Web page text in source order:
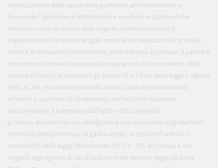
ottimizzazione della spesa delle pubbliche amministrazioni e
favorendo l'adozione di infrastrutture condivise e standard che
riducano i costi sostenuti dalle singole amministrazioni e il
miglioramento dei servizi erogati, nonché in coerenza con i principi, i
criteri e le indicazioni contenuti nei piani triennali approvati. Il parere è
reso entro il termine di quarantacinque giorni dal ricevimento della
relativa richiesta. Si applicano gli articoli 16 e 17-bis della legge 7 agosto
1990, n. 241, e successive modificazioni. Copia dei pareri tecnici
attinenti a questioni di competenza dell'Autorità nazionale
anticorruzione è trasmessa dall'AgID a detta Autorità;
g) rilascio di pareri tecnici, obbligatori e non vincolanti, sugli elementi
essenziali delle procedure di gara bandite, ai sensi dell'articolo 1,
comma 512 della legge 28 dicembre 2015, n. 208, da Consip e dai
soggetti aggregatori di cui all'articolo 9 del decreto-legge 24 aprile